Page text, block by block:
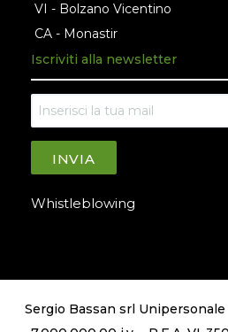
VI - Bolzano Vicentino
CA - Monastir
Iscriviti alla newsletter
INVIA
Whistleblowing
Sergio Bassan srl Unipersonale